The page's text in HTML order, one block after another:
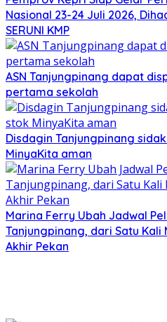
Nasional 23-24 Juli 2026,
SERUNI KMP
ASN Tanjungpinang dapat
pertama sekolah
Disdagin Tanjungpinang
MinyaKita aman
Marina Ferry Ubah Jadwal
Tanjungpinang, dari Satu Kali
Akhir Pekan